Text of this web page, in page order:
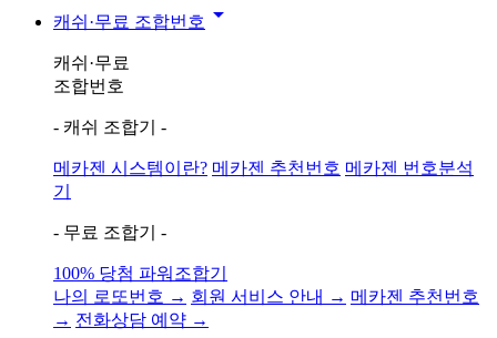
캐쉬·무료 조합번호 arrow_drop_down
캐쉬·무료
조합번호
- 캐쉬 조합기 -
메카젠 시스템이란? 메카젠 추천번호 메카젠 번호분석
기
- 무료 조합기 -
100% 당첨 파워조합기
나의 로또번호 → 회원 서비스 안내 → 메카젠 추천번호
→ 전화상담 예약 →